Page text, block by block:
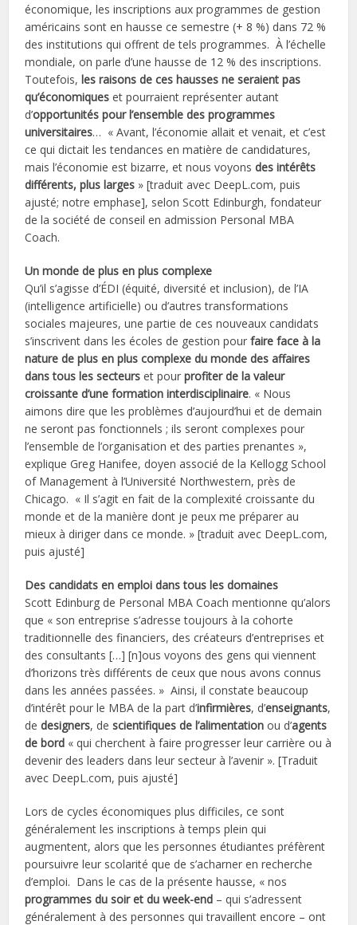
économique, les inscriptions aux programmes de gestion
américains sont en hausse ce semestre (+ 8 %) dans 72 %
des institutions qui offrent de tels programmes. À l’échelle
mondiale, on parle d’une hausse de 12 % des inscriptions.
Toutefois,les raisons de ces hausses ne seraient pas
qu’économiques et pourraient représenter autant
d’opportunités pour l’ensemble des programmes
universitaires… « Avant, l’économie allait et venait, et c’est
ce qui dictait les tendances en matière de candidatures,
mais l’économie est bizarre, et nous voyonsdes intérêts
différents, plus larges » [traduit avec DeepL.com, puis
ajusté; notre emphase], selon Scott Edinburgh, fondateur
de la société de conseil en admission Personal MBA
Coach.
Un monde de plus en plus complexe
Qu’il s’agisse d’ÉDI (équité, diversité et inclusion), de l’IA
(intelligence artificielle) ou d’autres transformations
sociales majeures, une partie de ces nouveaux candidats
s’inscrivent dans les écoles de gestion pourfaire face à la
nature de plus en plus complexe du monde des affaires
dans tous les secteurs et pourprofiter de la valeur
croissante d’une formation interdisciplinaire. « Nous
aimons dire que les problèmes d’aujourd’hui et de demain
ne seront pas fonctionnels ; ils seront complexes pour
l’ensemble de l’organisation et des parties prenantes »,
explique Greg Hanifee, doyen associé de la Kellogg School
of Management à l’Université Northwestern, près de
Chicago. « Il s’agit en fait de la complexité croissante du
monde et de la manière dont je peux me préparer au
mieux à diriger dans ce monde. » [traduit avec DeepL.com,
puis ajusté]
Des candidats en emploi dans tous les domaines
Scott Edinburg de Personal MBA Coach mentionne qu’alors
que « son entreprise s’adresse toujours à la cohorte
traditionnelle des financiers, des créateurs d’entreprises et
des consultants […] [n]ous voyons des gens qui viennent
d’horizons très différents de ceux que nous avons connus
dans les années passées. » Ainsi, il constate beaucoup
d’intérêt pour le MBA de la part d’infirmières, d’enseignants,
dedesigners, descientifiques de l’alimentation ou d’agents
de bord « qui cherchent à faire progresser leur carrière ou à
devenir des leaders dans leur secteur à l’avenir ». [Traduit
avec DeepL.com, puis ajusté]
Lors de cycles économiques plus difficiles, ce sont
généralement les inscriptions à temps plein qui
augmentent, alors que les personnes étudiantes préfèrent
poursuivre leur scolarité que de s’acharner en recherche
d’emploi. Dans le cas de la présente hausse, « nos
programmes du soir et du week-end – qui s’adressent
généralement à des personnes qui travaillent encore – ont